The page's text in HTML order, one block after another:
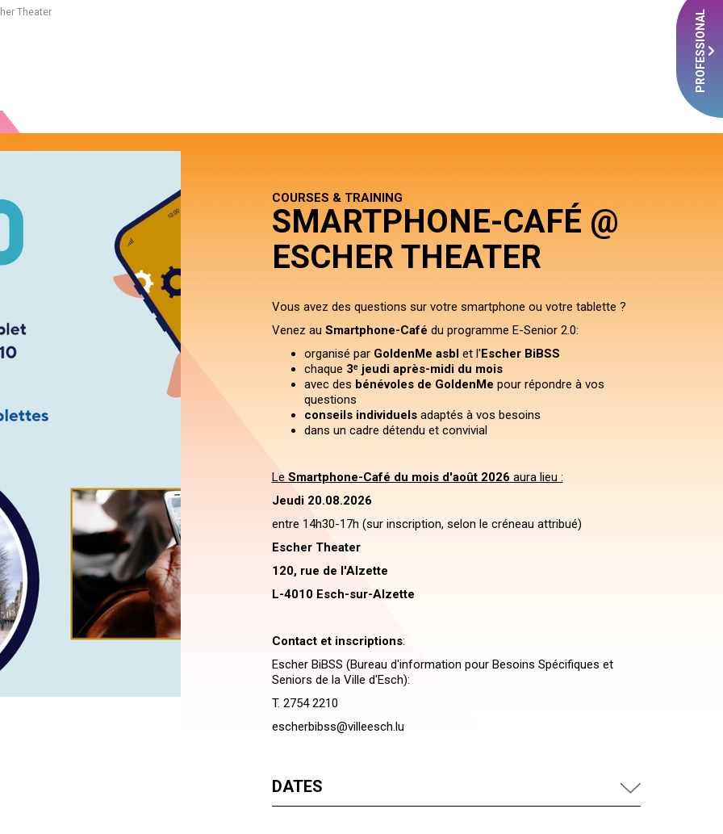
PROFESSIONAL
Theater
COURSES & TRAINING
SMARTPHONE-CAFÉ @
ESCHER THEATER
Vous avez des questions sur votre smartphone ou votre tablette ?
Venez au Smartphone-Café du programme E-Senior 2.0:
organisé par GoldenMe asblet l'Escher BiBSS
chaque 3ᵉ jeudi après-midi du mois
avec des bénévoles de GoldenMe pour répondre à vos
questions
conseils individuels adaptés à vos besoins
dans un cadre détendu et convivial
Le Smartphone-Café du mois d'août 2026 aura lieu :
Jeudi 20.08.2026
entre 14h30-17h (sur inscription, selon le créneau attribué)
Escher Theater
120, rue de l'Alzette
L-4010 Esch-sur-Alzette
Contact et inscriptions:
Escher BiBSS (Bureau d'information pour Besoins Spécifiques et
Seniors de la Ville d'Esch):
T. 2754 2210
escherbibss@villeesch.lu
DATES